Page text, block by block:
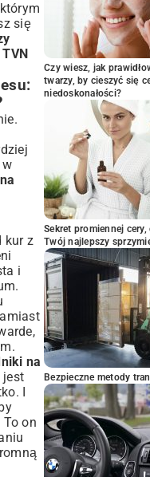
się
w
kur z
i
na
jest
I
To on
Czy wiesz, jak
twarzy, by cieszyć się
niedoskonałości?
Sekret promiennej
Twój najlepszy
Bezpieczne metody